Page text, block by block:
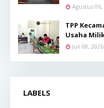
Agustus 06,
TPP
Usaha
Juli 08, 2026
LABELS